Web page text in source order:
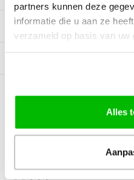
partners kunnen deze
informatie die u aan ze
verzameld op basis van uw
Alles
Tags
0STERREN OP
BEOORDELINGEN
0Reviews